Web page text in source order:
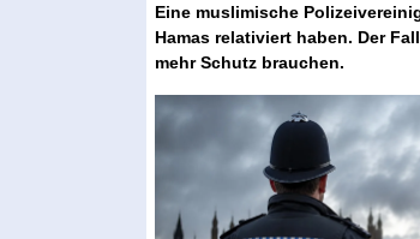
Eine muslimische
Hamas relativiert haben. Der
mehr Schutz brauchen.